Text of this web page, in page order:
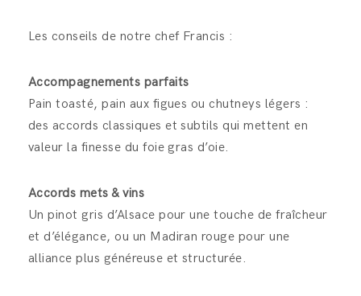
Les conseils de notre chef Francis :
Accompagnements parfaits
Pain toasté, pain aux figues ou chutneys légers :
des accords classiques et subtils qui mettent en
valeur la finesse du foie gras d’oie.
Accords mets & vins
Un pinot gris d’Alsace pour une touche de fraîcheur
et d’élégance, ou un Madiran rouge pour une
alliance plus généreuse et structurée.